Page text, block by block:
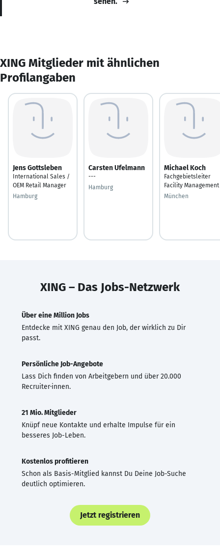
XING Mitglieder mit ähnlichen
Profilangaben
Jens Gottsleben
International Sales /
OEM Retail Manager
Hamburg
Carsten Ufelmann
---
Hamburg
Michael Koch
Fachgebietsleiter
Facility Management
München
XING – Das Jobs-Netzwerk
Über eine Million Jobs
Entdecke mit XING genau den Job, der wirklich zu Dir
passt.
Persönliche Job-Angebote
Lass Dich finden von Arbeitgebern und über 20.000
Recruiter·innen.
21 Mio. Mitglieder
Knüpf neue Kontakte und erhalte Impulse für ein
besseres Job-Leben.
Kostenlos profitieren
Schon als Basis-Mitglied kannst Du Deine Job-Suche
deutlich optimieren.
Jetzt registrieren